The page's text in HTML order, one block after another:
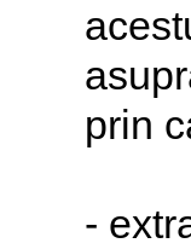
prin
-